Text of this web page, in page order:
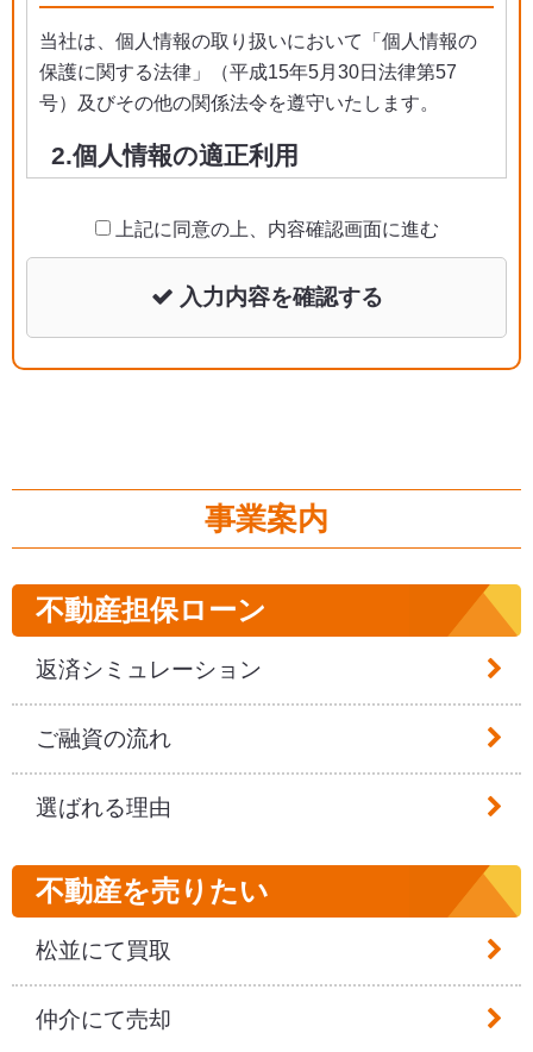
当社は、個人情報の取り扱いにおいて「個人情報の
保護に関する法律」（平成15年5月30日法律第57
号）及びその他の関係法令を遵守いたします。
2.個人情報の適正利用
当社は、ホームページ等での公表または書面による
成に必要な範囲内において使用いたします。
3.個人信用機関の利用
たしません。
4.個人情報に安全管理
当社は、保有する個人情報において、不正アクセ
ス・紛失・破壊・改ざん及び漏えい等の防止に努
め、適切な安全管理を講じます。
5.個人情報の第三者提供
当社は、法令に定める場合を除き、お客様の個人情
報を、あらかじめご本人様の同意を得ることなく、
6.個人情報の委託
当社が個人情報の取り扱いを外部へ委託する場合
り扱っていると認められる委託先を選定した上、適
上記に同意の上、内容確認画面に進む
入力内容を確認する
事業案内
不動産担保ローン
返済シミュレーション
ご融資の流れ
選ばれる理由
不動産を売りたい
松並にて買取
仲介にて売却